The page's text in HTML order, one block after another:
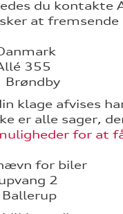
du kontakte
at
355
klage afvises
er alle sager,
for at
for biler
2